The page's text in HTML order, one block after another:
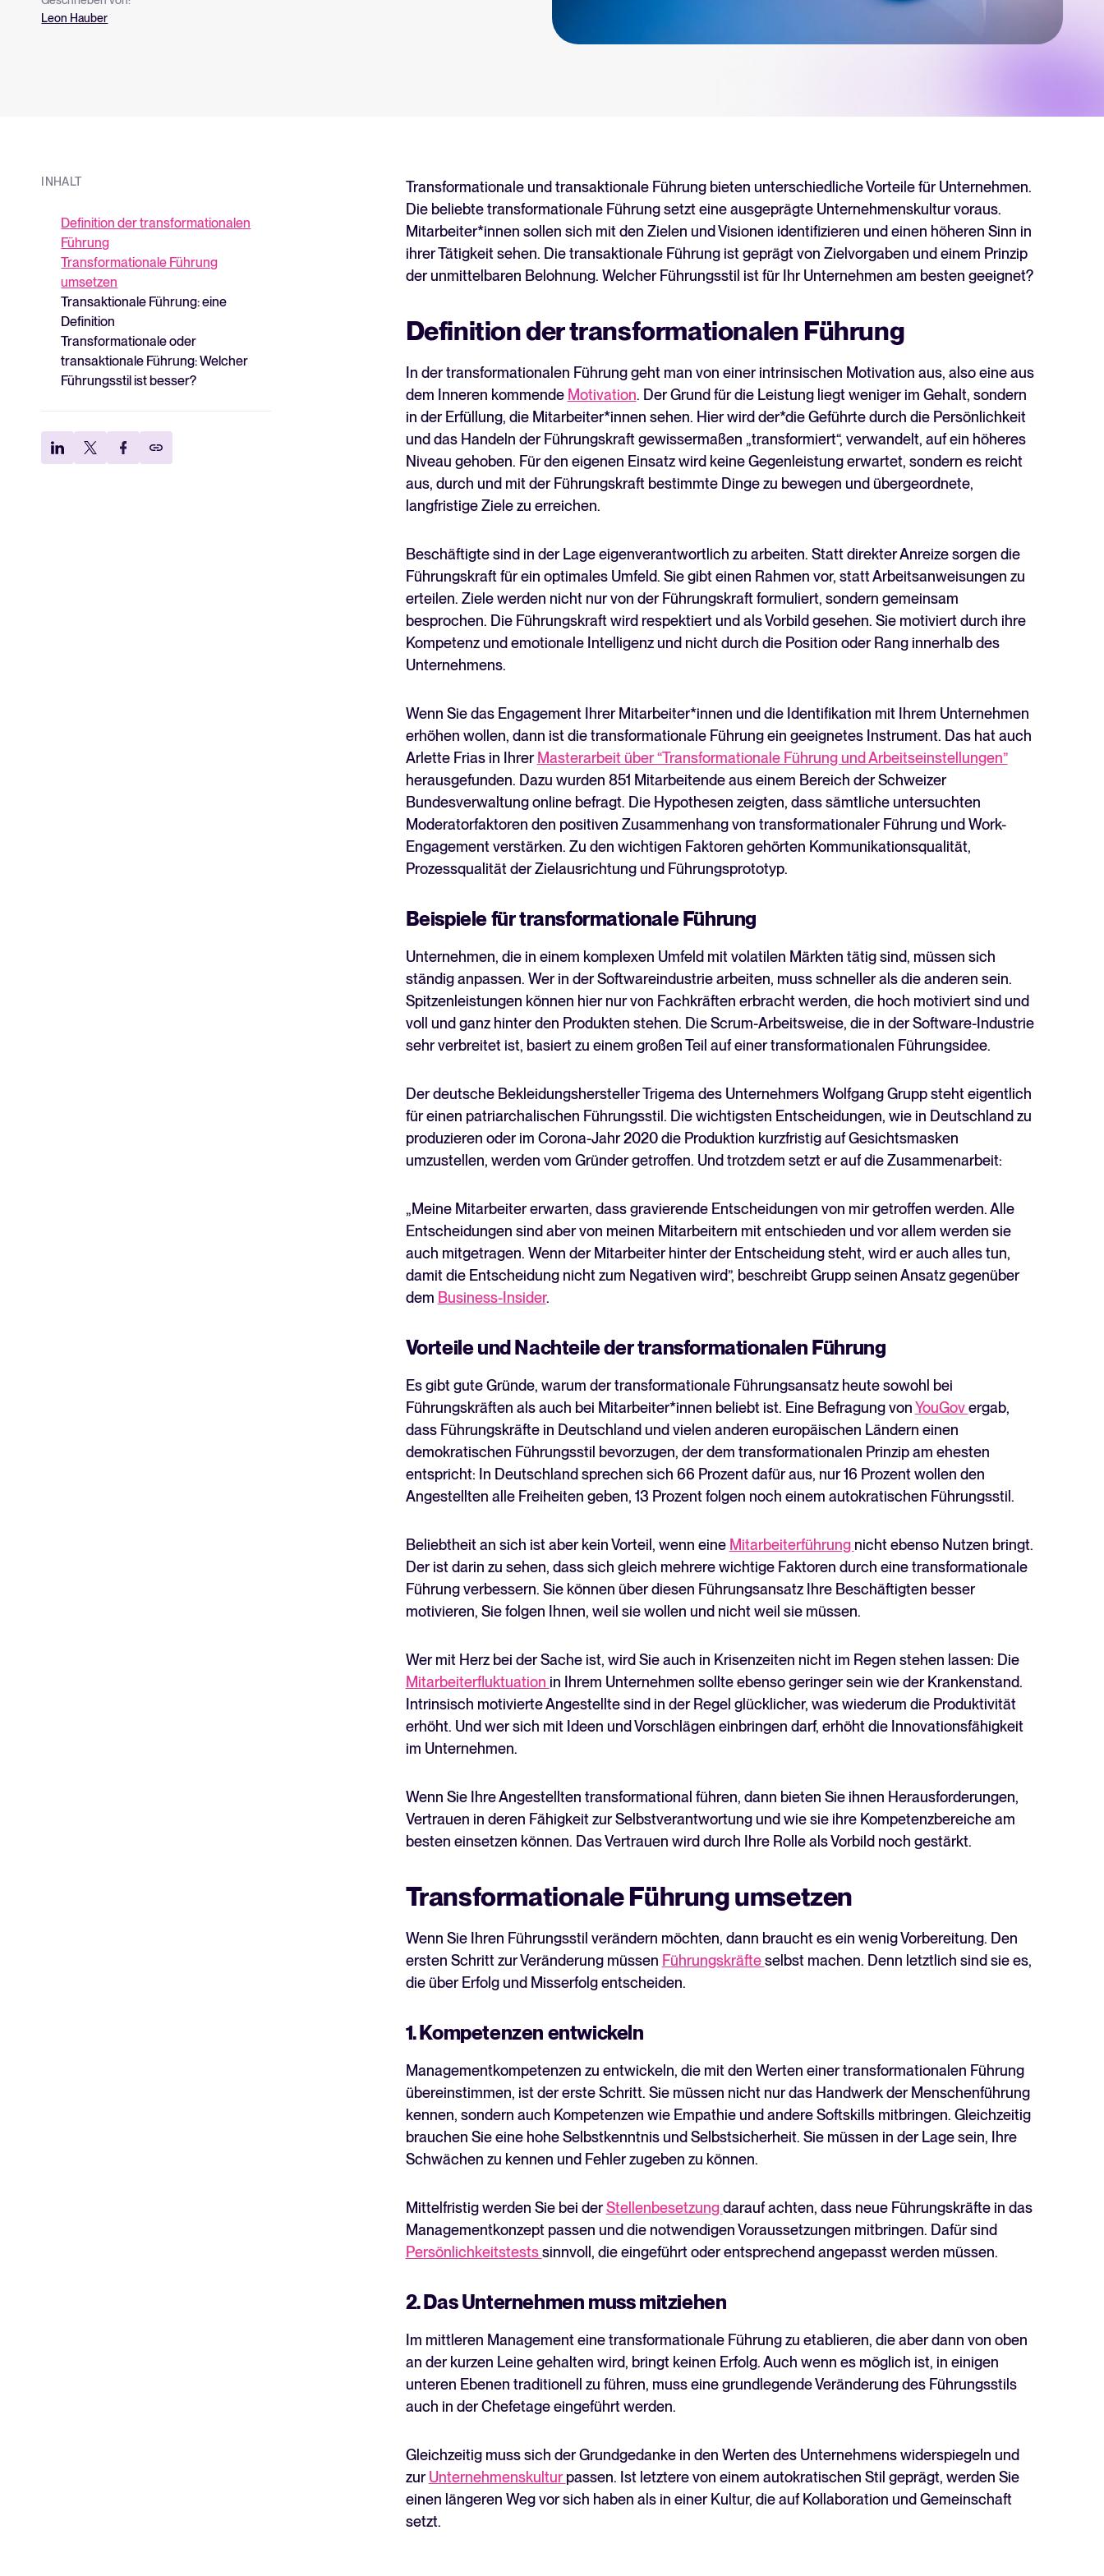
EMPFOHLEN
Recruiting per WhatsApp: So
Lesen
Leon Hauber
INHALT
Definition der transformationalen
Führung
Transformationale Führung
umsetzen
Transaktionale Führung: eine
Definition
Transformationale oder
transaktionale Führung: Welcher
Führungsstil ist besser?
Transformationale und transaktionale Führung bieten unterschiedliche Vorteile für Unternehmen.
Die beliebte transformationale Führung setzt eine ausgeprägte Unternehmenskultur voraus.
Mitarbeiter*innen sollen sich mit den Zielen und Visionen identifizieren und einen höheren Sinn in
ihrer Tätigkeit sehen. Die transaktionale Führung ist geprägt von Zielvorgaben und einem Prinzip
der unmittelbaren Belohnung. Welcher Führungsstil ist für Ihr Unternehmen am besten geeignet?
Definition der transformationalen Führung
In der transformationalen Führung geht man von einer intrinsischen Motivation aus, also eine aus
dem Inneren kommende Motivation. Der Grund für die Leistung liegt weniger im Gehalt, sondern
in der Erfüllung, die Mitarbeiter*innen sehen. Hier wird der*die Geführte durch die Persönlichkeit
und das Handeln der Führungskraft gewissermaßen „transformiert“, verwandelt, auf ein höheres
Niveau gehoben. Für den eigenen Einsatz wird keine Gegenleistung erwartet, sondern es reicht
aus, durch und mit der Führungskraft bestimmte Dinge zu bewegen und übergeordnete,
langfristige Ziele zu erreichen.
Beschäftigte sind in der Lage eigenverantwortlich zu arbeiten. Statt direkter Anreize sorgen die
Führungskraft für ein optimales Umfeld. Sie gibt einen Rahmen vor, statt Arbeitsanweisungen zu
erteilen. Ziele werden nicht nur von der Führungskraft formuliert, sondern gemeinsam
besprochen. Die Führungskraft wird respektiert und als Vorbild gesehen. Sie motiviert durch ihre
Kompetenz und emotionale Intelligenz und nicht durch die Position oder Rang innerhalb des
Unternehmens.
Wenn Sie das Engagement Ihrer Mitarbeiter*innen und die Identifikation mit Ihrem Unternehmen
erhöhen wollen, dann ist die transformationale Führung ein geeignetes Instrument. Das hat auch
Arlette Frias in Ihrer Masterarbeit über “Transformationale Führung und Arbeitseinstellungen”
herausgefunden. Dazu wurden 851 Mitarbeitende aus einem Bereich der Schweizer
Bundesverwaltung online befragt. Die Hypothesen zeigten, dass sämtliche untersuchten
Moderatorfaktoren den positiven Zusammenhang von transformationaler Führung und Work-
Engagement verstärken. Zu den wichtigen Faktoren gehörten Kommunikationsqualität,
Prozessqualität der Zielausrichtung und Führungsprototyp.
Beispiele für transformationale Führung
Unternehmen, die in einem komplexen Umfeld mit volatilen Märkten tätig sind, müssen sich
ständig anpassen. Wer in der Softwareindustrie arbeiten, muss schneller als die anderen sein.
Spitzenleistungen können hier nur von Fachkräften erbracht werden, die hoch motiviert sind und
voll und ganz hinter den Produkten stehen. Die Scrum-Arbeitsweise, die in der Software-Industrie
sehr verbreitet ist, basiert zu einem großen Teil auf einer transformationalen Führungsidee.
Der deutsche Bekleidungshersteller Trigema des Unternehmers Wolfgang Grupp steht eigentlich
für einen patriarchalischen Führungsstil. Die wichtigsten Entscheidungen, wie in Deutschland zu
produzieren oder im Corona-Jahr 2020 die Produktion kurzfristig auf Gesichtsmasken
umzustellen, werden vom Gründer getroffen. Und trotzdem setzt er auf die Zusammenarbeit:
„Meine Mitarbeiter erwarten, dass gravierende Entscheidungen von mir getroffen werden. Alle
Entscheidungen sind aber von meinen Mitarbeitern mit entschieden und vor allem werden sie
auch mitgetragen. Wenn der Mitarbeiter hinter der Entscheidung steht, wird er auch alles tun,
damit die Entscheidung nicht zum Negativen wird”, beschreibt Grupp seinen Ansatz gegenüber
dem Business-Insider.
Vorteile und Nachteile der transformationalen Führung
Es gibt gute Gründe, warum der transformationale Führungsansatz heute sowohl bei
Führungskräften als auch bei Mitarbeiter*innen beliebt ist. Eine Befragung vonYouGovergab,
dass Führungskräfte in Deutschland und vielen anderen europäischen Ländern einen
demokratischen Führungsstil bevorzugen, der dem transformationalen Prinzip am ehesten
entspricht: In Deutschland sprechen sich 66 Prozent dafür aus, nur 16 Prozent wollen den
Angestellten alle Freiheiten geben, 13 Prozent folgen noch einem autokratischen Führungsstil.
Beliebtheit an sich ist aber kein Vorteil, wenn eine Mitarbeiterführung nicht ebenso Nutzen bringt.
Der ist darin zu sehen, dass sich gleich mehrere wichtige Faktoren durch eine transformationale
Führung verbessern. Sie können über diesen Führungsansatz Ihre Beschäftigten besser
motivieren, Sie folgen Ihnen, weil sie wollen und nicht weil sie müssen.
Wer mit Herz bei der Sache ist, wird Sie auch in Krisenzeiten nicht im Regen stehen lassen: Die
Mitarbeiterfluktuation in Ihrem Unternehmen sollte ebenso geringer sein wie der Krankenstand.
Intrinsisch motivierte Angestellte sind in der Regel glücklicher, was wiederum die Produktivität
erhöht. Und wer sich mit Ideen und Vorschlägen einbringen darf, erhöht die Innovationsfähigkeit
im Unternehmen.
Wenn Sie Ihre Angestellten transformational führen, dann bieten Sie ihnen Herausforderungen,
Vertrauen in deren Fähigkeit zur Selbstverantwortung und wie sie ihre Kompetenzbereiche am
besten einsetzen können. Das Vertrauen wird durch Ihre Rolle als Vorbild noch gestärkt.
Transformationale Führung umsetzen
Wenn Sie Ihren Führungsstil verändern möchten, dann braucht es ein wenig Vorbereitung. Den
ersten Schritt zur Veränderung müssen Führungskräfteselbst machen. Denn letztlich sind sie es,
die über Erfolg und Misserfolg entscheiden.
1. Kompetenzen entwickeln
Managementkompetenzen zu entwickeln, die mit den Werten einer transformationalen Führung
übereinstimmen, ist der erste Schritt. Sie müssen nicht nur das Handwerk der Menschenführung
kennen, sondern auch Kompetenzen wie Empathie und andere Softskills mitbringen. Gleichzeitig
brauchen Sie eine hohe Selbstkenntnis und Selbstsicherheit. Sie müssen in der Lage sein, Ihre
Schwächen zu kennen und Fehler zugeben zu können.
Mittelfristig werden Sie bei derStellenbesetzungdarauf achten, dass neue Führungskräfte in das
Managementkonzept passen und die notwendigen Voraussetzungen mitbringen. Dafür sind
Persönlichkeitstestssinnvoll, die eingeführt oder entsprechend angepasst werden müssen.
2. Das Unternehmen muss mitziehen
Im mittleren Management eine transformationale Führung zu etablieren, die aber dann von oben
an der kurzen Leine gehalten wird, bringt keinen Erfolg. Auch wenn es möglich ist, in einigen
unteren Ebenen traditionell zu führen, muss eine grundlegende Veränderung des Führungsstils
auch in der Chefetage eingeführt werden.
Gleichzeitig muss sich der Grundgedanke in den Werten des Unternehmens widerspiegeln und
zurUnternehmenskultur passen. Ist letztere von einem autokratischen Stil geprägt, werden Sie
einen längeren Weg vor sich haben als in einer Kultur, die auf Kollaboration und Gemeinschaft
setzt.